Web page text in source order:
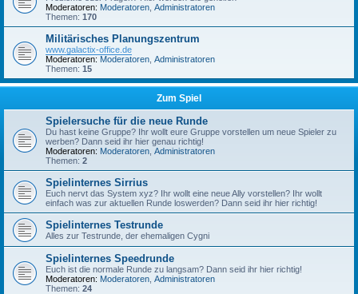
Moderatoren: Moderatoren Administratoren
Themen: 170
Militärisches Planungszentrum
www.galactix-office.de
Moderatoren: Moderatoren Administratoren
Themen: 15
Zum Spiel
Spielersuche für die neue Runde
Du hast keine Gruppe? Ihr wollt eure Gruppe vorstellen um neue Spieler zu
werben? Dann seid ihr hier genau richtig!
Moderatoren: Moderatoren Administratoren
Themen: 2
Spielinternes Sirrius
Euch nervt das System xyz? Ihr wollt eine neue Ally vorstellen? Ihr wollt
einfach was zur aktuellen Runde loswerden? Dann seid ihr hier richtig!
Spielinternes Testrunde
Alles zur Testrunde, der ehemaligen Cygni
Spielinternes Speedrunde
Euch ist die normale Runde zu langsam? Dann seid ihr hier richtig!
Moderatoren: Moderatoren Administratoren
Themen: 24